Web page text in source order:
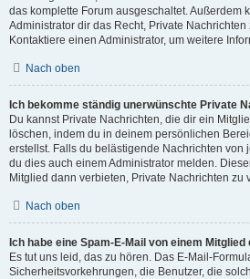
das komplette Forum ausgeschaltet. Außerdem
Administrator dir das Recht, Private
Kontaktiere einen Administrator, um weitere
Nach oben
Ich bekomme ständig unerwünschte Private
Du kannst Private Nachrichten, die dir ein
löschen, indem du in deinem persönlichen
erstellst. Falls du belästigende Nachrichten von
du dies auch einem Administrator melden.
Mitglied dann verbieten, Private Nachrichten zu
Nach oben
Ich habe eine Spam-E-Mail von einem
Es tut uns leid, das zu hören. Das E-Mail-
Sicherheitsvorkehrungen, die Benutzer, die